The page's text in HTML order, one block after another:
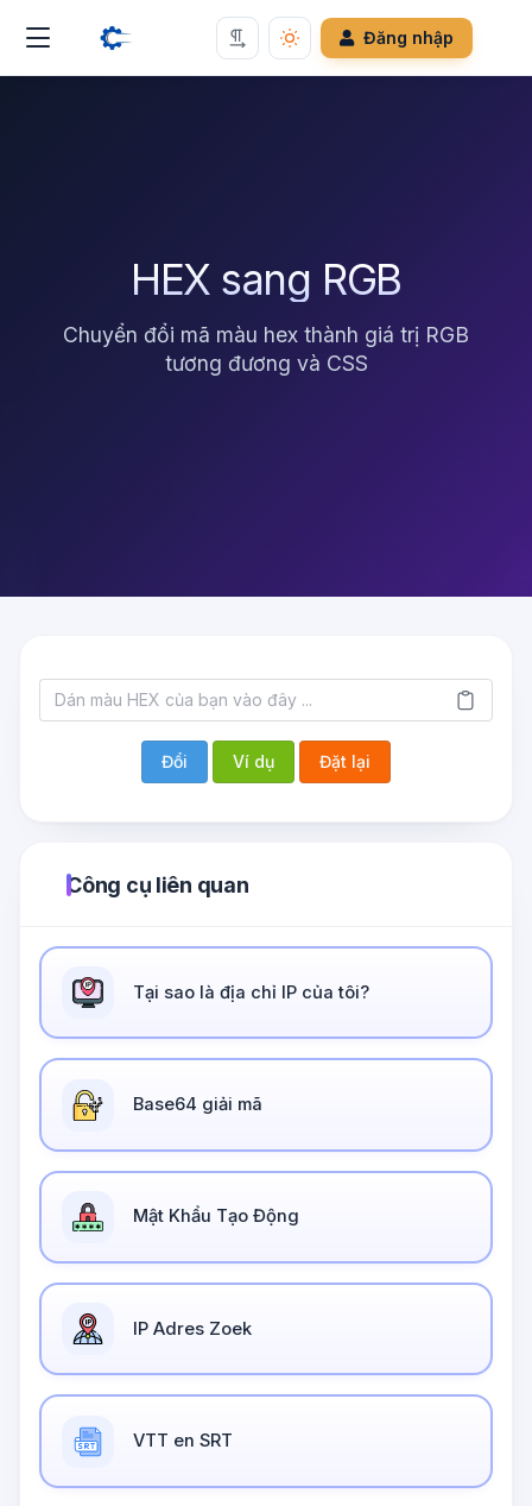
Đăng nhập
HEX sang RGB
Chuyển đổi mã màu hex thành giá trị RGB
tương đương và CSS
Đổi Ví dụ Đặt lại
Công cụ liên quan
Tại sao là địa chỉ IP của tôi?
Base64 giải mã
Mật Khẩu Tạo Động
IP Adres Zoek
VTT en SRT